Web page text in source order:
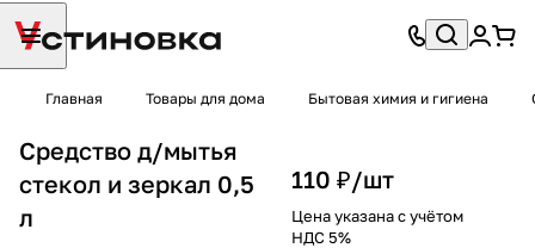
Главная Товары для дома Бытовая химия и гигиена
Средство д/мытья
стекол и зеркал 0,5
л
110 ₽/шт
Цена указана с учётом
НДС 5%